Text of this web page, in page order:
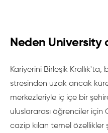
Neden University
Kariyerini Birleşik
stresinden uzak ancak
merkezleriyle iç içe bir
uluslararası öğrenciler için
cazip kılan temel özellikler